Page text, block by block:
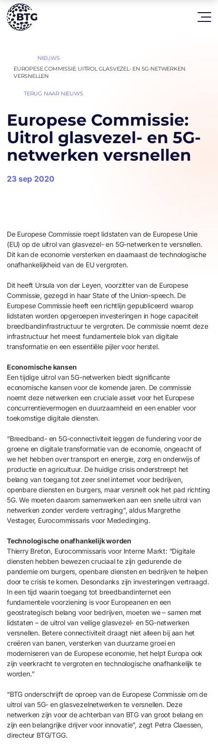
TERUG NAAR NIEUWS
NIEUWS
EUROPESE COMMISSIE: UITROL GLASVEZEL- EN 5G-NETWERKEN
VERSNELLEN
Europese Commissie:
Uitrol glasvezel- en 5G-
netwerken versnellen
23 sep 2020
De Europese Commissie roept lidstaten van de Europese Unie
(EU) op de uitrol van glasvezel- en 5G-netwerken te versnellen.
Dit kan de economie versterken en daarnaast de technologische
onafhankelijkheid van de EU vergroten.
Dit heeft Ursula von der Leyen, voorzitter van de Europese
Commissie, gezegd in haar State of the Union-speech. De
Europese Commissie heeft een richtlijn gepubliceerd waarop
lidstaten worden opgeroepen investeringen in hoge capaciteit
breedbandinfrastructuur te vergroten. De commissie noemt deze
infrastructuur het meest fundamentele blok van digitale
transformatie en een essentiële pijler voor herstel.
Economische kansen
Een tijdige uitrol van 5G-netwerken biedt significante
economische kansen voor de komende jaren. De commissie
noemt deze netwerken een cruciale asset voor het Europese
concurrentievermogen en duurzaamheid en een enabler voor
toekomstige digitale diensten.
“Breedband- en 5G-connectiviteit leggen de fundering voor de
groene en digitale transformatie van de economie, ongeacht of
we het hebben over transport en energie, zorg en onderwijs of
productie en agricultuur. De huidige crisis onderstreept het
belang van toegang tot zeer snel internet voor bedrijven,
openbare diensten en burgers, maar versnelt ook het pad richting
5G. We moeten daarom samenwerken aan een snelle uitrol van
netwerken zonder verdere vertraging”, aldus Margrethe
Vestager, Eurocommissaris voor Mededinging.
Technologische onafhankelijk worden
Thierry Breton, Eurocommissaris voor Interne Markt: “Digitale
diensten hebben bewezen cruciaal te zijn gedurende de
pandemie om burgers, openbare diensten en bedrijven te helpen
door te crisis te komen. Desondanks zijn investeringen vertraagd.
In een tijd waarin toegang tot breedbandinternet een
fundamentele voorziening is voor Europeanen en een
geostrategisch belang voor bedrijven, moeten we – samen met
lidstaten – de uitrol van veilige glasvezel- en 5G-netwerken
versnellen. Betere connectiviteit draagt niet alleen bij aan het
creëren van banen, versterken van duurzame groei en
moderniseren van de Europese economie, het helpt Europa ook
zijn veerkracht te vergroten en technologische onafhankelijk te
worden.”
“BTG onderschrijft de oproep van de Europese Commissie om de
uitrol van 5G- en glasvezelnetwerken te versnellen. Deze
netwerken zijn voor de achterban van BTG van groot belang en
zijn een belangrijke drijver voor innovatie”, zegt Petra Claessen,
directeur BTG/TGG.